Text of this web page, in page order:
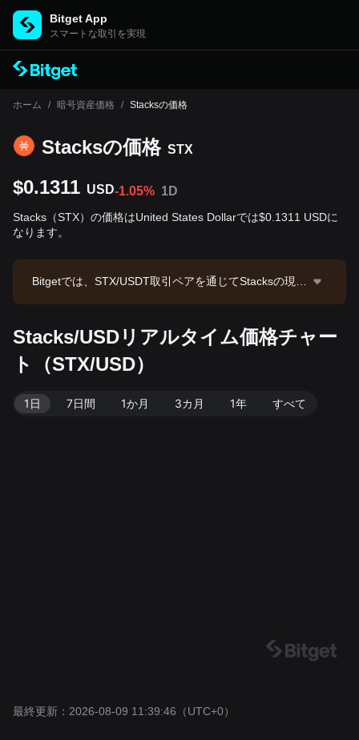
Bitget App
スマートな取引を実現
ホーム / 暗号資産価格 / Stacksの価格
Stacksの‌価格 STX
$0.1311 USD-1.05% 1D
Stacks（STX）の価格はUnited States Dollarでは$0.1311 USDに
なります。
Bitgetでは、STX/USDT取引ペアを通じてStacksの現物
額は$237,958,320.16、流通供給量は1.81B STXです。
9 11:39:46。
Stacks/USDリアルタイム価格チャー
ト（STX/USD）
1日 7日間 1か月 3カ月 1年 すべて
最終更新：2026-08-09 11:39:46 （UTC+0）